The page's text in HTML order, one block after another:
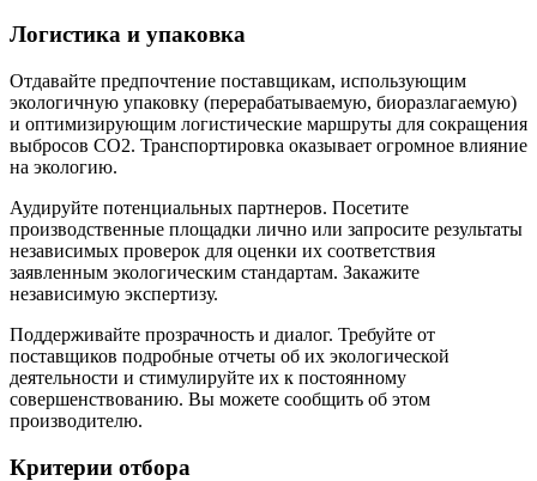
Логистика и упаковка
Отдавайте предпочтение поставщикам, использующим
экологичную упаковку (перерабатываемую, биоразлагаемую)
и оптимизирующим логистические маршруты для сокращения
выбросов CO2. Транспортировка оказывает огромное влияние
на экологию.
Аудируйте потенциальных партнеров. Посетите
производственные площадки лично или запросите результаты
независимых проверок для оценки их соответствия
заявленным экологическим стандартам. Закажите
независимую экспертизу.
Поддерживайте прозрачность и диалог. Требуйте от
поставщиков подробные отчеты об их экологической
деятельности и стимулируйте их к постоянному
совершенствованию. Вы можете сообщить об этом
производителю.
Критерии отбора